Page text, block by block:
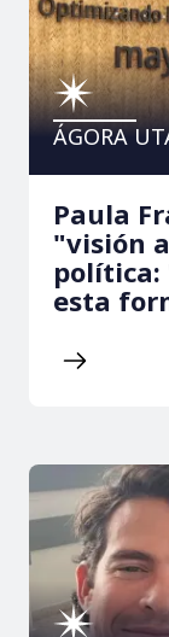
ÁGORA
Paula
"visión
política:
esta